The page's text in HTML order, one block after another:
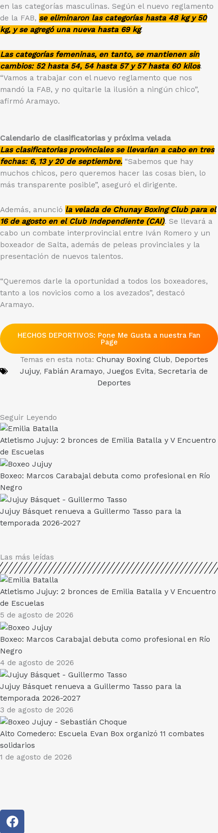
en las categorías masculinas. Según el nuevo reglamento
de la FAB, se eliminaron las categorías hasta 48 kg y 50
kg, y se agregó una nueva hasta 69 kg.
Las categorías femeninas, en tanto, se mantienen sin
cambios: 52 hasta 54, 54 hasta 57 y 57 hasta 60 kilos.
“Vamos a trabajar con el nuevo reglamento que nos
mandó la FAB, y no quitarle la ilusión a ningún chico”,
afirmó Aramayo.
Calendario de clasificatorias y próxima velada
Las clasificatorias provinciales se llevarían a cabo en tres
fechas: 6, 13 y 20 de septiembre.“Sabemos que hay
muchos chicos, pero queremos hacer las cosas bien, lo
más transparente posible”, aseguró el dirigente.
Además, anunció la velada de Chunay Boxing Club para el
16 de agosto en el Club Independiente (CAI). Se llevará a
cabo un combate interprovincial entre Iván Romero y un
boxeador de Salta, además de peleas provinciales y la
presentación de nuevos talentos.
“Queremos darle la oportunidad a todos los boxeadores,
tanto a los novicios como a los avezados”, destacó
Aramayo.
HECHOS DEPORTIVOS: Pone Me Gusta a nuestra Fan
Page
Temas en esta nota: Chunay Boxing Club, Deportes
Jujuy, Fabián Aramayo,Juegos Evita,Secretaria de
Deportes
Seguir Leyendo
Atletismo Jujuy: 2 bronces de Emilia Batalla y V Encuentro
de Escuelas
Boxeo: Marcos Carabajal debuta como profesional en Río
Negro
Jujuy Básquet renueva a Guillermo Tasso para la
temporada 2026-2027
Las más leídas
Atletismo Jujuy: 2 bronces de Emilia Batalla y V Encuentro
de Escuelas
5 de agosto de 2026
Boxeo: Marcos Carabajal debuta como profesional en Río
Negro
4 de agosto de 2026
Jujuy Básquet renueva a Guillermo Tasso para la
temporada 2026-2027
3 de agosto de 2026
Alto Comedero: Escuela Evan Box organizó 11 combates
solidarios
1 de agosto de 2026
F
a